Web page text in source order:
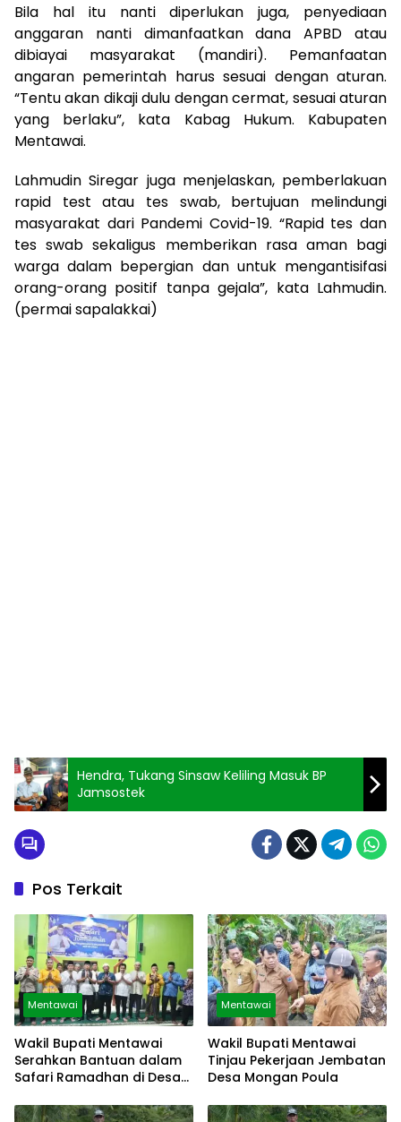
Bila hal itu nanti diperlukan juga, penyediaan
anggaran nanti dimanfaatkan dana APBD atau
dibiayai masyarakat (mandiri). Pemanfaatan
angaran pemerintah harus sesuai dengan aturan.
“Tentu akan dikaji dulu dengan cermat, sesuai aturan
yang berlaku”, kata Kabag Hukum. Kabupaten
Mentawai.
Lahmudin Siregar juga menjelaskan, pemberlakuan
rapid test atau tes swab, bertujuan melindungi
masyarakat dari Pandemi Covid-19. “Rapid tes dan
tes swab sekaligus memberikan rasa aman bagi
warga dalam bepergian dan untuk mengantisifasi
orang-orang positif tanpa gejala”, kata Lahmudin.
(permai sapalakkai)
Hendra, Tukang Sinsaw Keliling Masuk BP
Jamsostek
Pos Terkait
Mentawai
Wakil Bupati Mentawai
Serahkan Bantuan dalam
Safari Ramadhan di Desa
Mentawai
Wakil Bupati Mentawai
Tinjau Pekerjaan Jembatan
Desa Mongan Poula